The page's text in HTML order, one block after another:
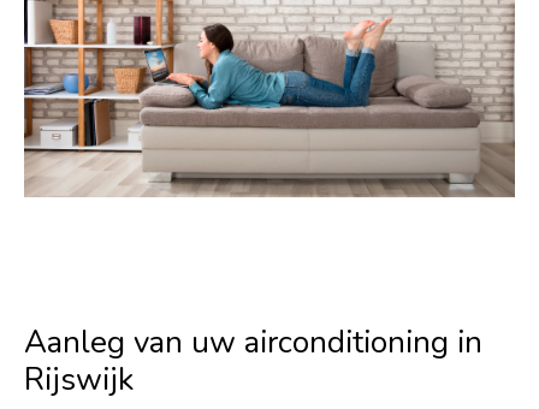
Aanleg van uw airconditioning in
Rijswijk